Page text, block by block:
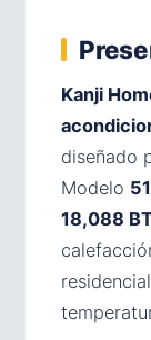
Kanji
diseñado
Modelo
18,088